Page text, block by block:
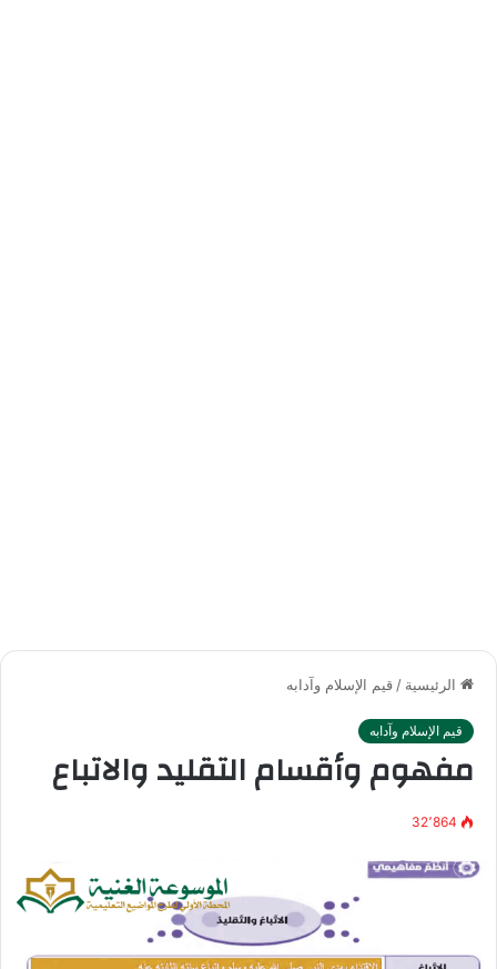
الرئيسية / قيم الإسلام وآدابه
قيم الإسلام وآدابه
مفهوم وأقسام التقليد والاتباع
32٬864